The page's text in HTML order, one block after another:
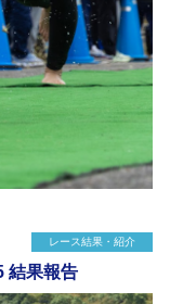
レース結果・紹介
結果報告